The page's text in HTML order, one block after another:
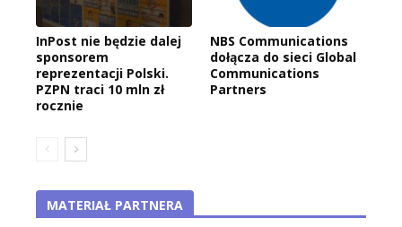
InPost nie będzie dalej
sponsorem
reprezentacji Polski.
PZPN traci 10 mln zł
rocznie
NBS Communications
dołącza do sieci Global
Communications
Partners
MATERIAŁ PARTNERA